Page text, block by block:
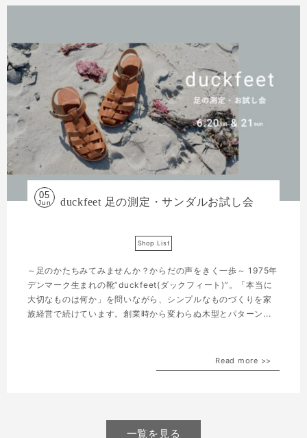
05
Jun duckfeet 足の測定・サンダルお試し会
Shop List
～足のかたちみてみませんか？からだの声をきく一歩～ 1975年
デンマーク生まれの靴”duckfeet(ダックフィート)”。「本当に
大切なものは何か」を問いながら、シンプルなものづくりを家
族経営で続けています。創業時から変わらぬ木型とパターン...
Read more >>
一覧を見る